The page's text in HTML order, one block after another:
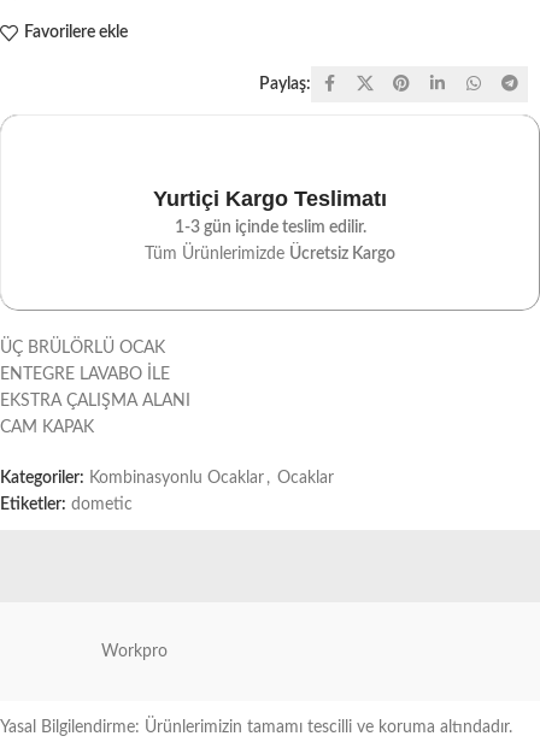
Favorilere ekle
Paylaş:
Yurtiçi Kargo Teslimatı
1-3 gün içinde teslim edilir.
Tüm Ürünlerimizde Ücretsiz Kargo
ÜÇ BRÜLÖRLÜ OCAK
ENTEGRE LAVABO İLE
EKSTRA ÇALIŞMA ALANI
CAM KAPAK
Kategoriler: Kombinasyonlu Ocaklar , Ocaklar
Etiketler: dometic
Workpro
Yasal Bilgilendirme: Ürünlerimizin tamamı tescilli ve koruma altındadır.